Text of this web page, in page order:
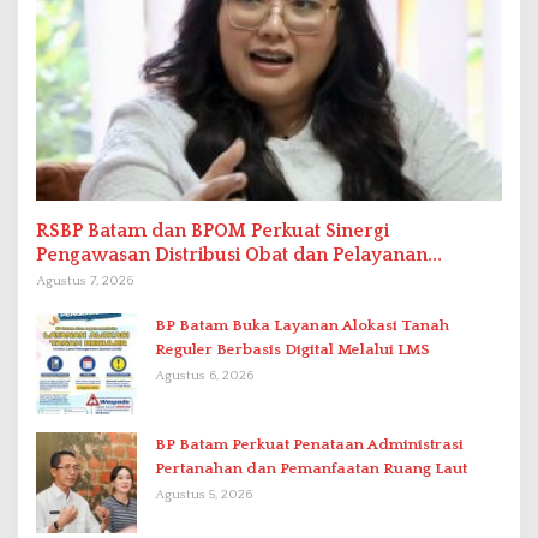
RSBP Batam dan BPOM Perkuat Sinergi
Pengawasan Distribusi Obat dan Pelayanan
Kefarmasian
Agustus 7, 2026
BP Batam Buka Layanan Alokasi Tanah
Reguler Berbasis Digital Melalui LMS
Agustus 6, 2026
BP Batam Perkuat Penataan Administrasi
Pertanahan dan Pemanfaatan Ruang Laut
Agustus 5, 2026